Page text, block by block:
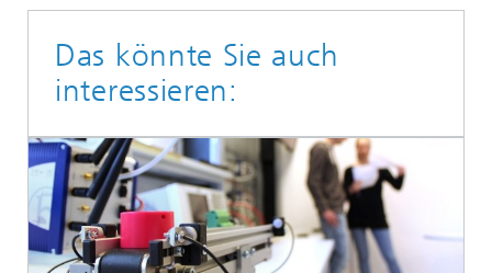
Das könnte Sie auch
interessieren: